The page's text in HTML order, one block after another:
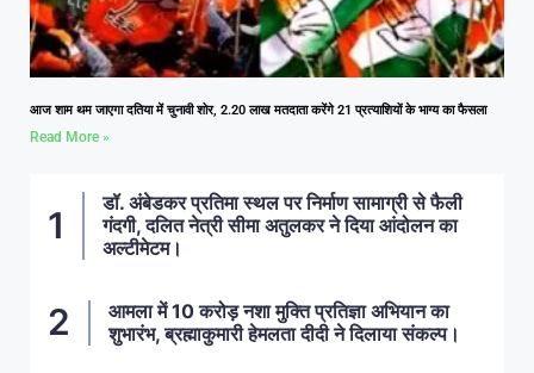
आज शाम थम जाएगा दतिया में चुनावी शोर, 2.20 लाख मतदाता करेंगे 21 प्रत्याशियों के भाग्य का फैसला
Read More »
डॉ. अंबेडकर प्रतिमा स्थल पर निर्माण सामाग्री से फैली
गंदगी, दलित नेत्री सीमा अतुलकर ने दिया आंदोलन का
अल्टीमेटम।
आमला में 10 करोड़ नशा मुक्ति प्रतिज्ञा अभियान का
शुभारंभ, ब्रह्माकुमारी हेमलता दीदी ने दिलाया संकल्प।